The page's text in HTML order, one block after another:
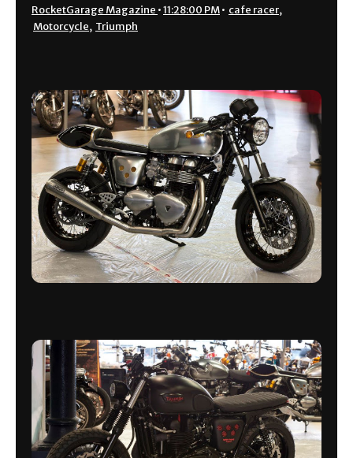
RocketGarage Magazine •11:28:00 PM• cafe racer,
Motorcycle, Triumph